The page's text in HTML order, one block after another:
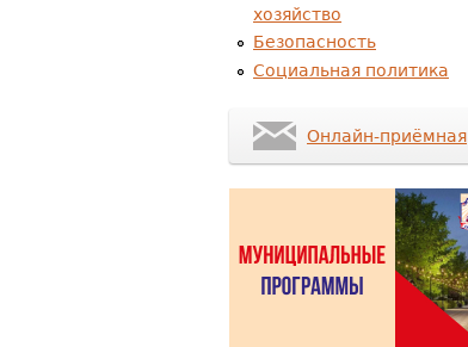
хозяйство
Безопасность
Социальная политика
Онлайн-приёмная